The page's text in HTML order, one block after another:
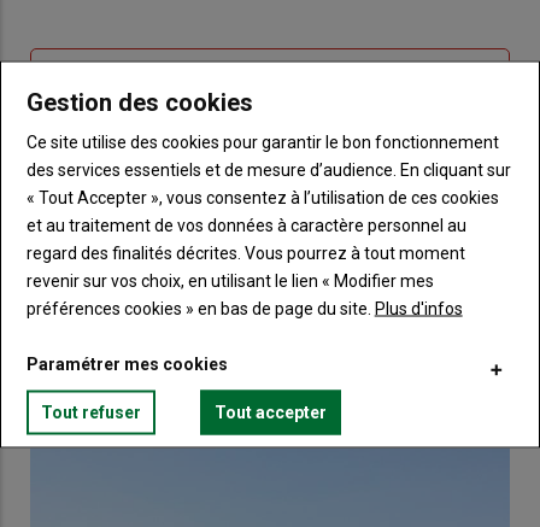
titre
TITRE CRÉEZ UN COMPTE
BodyChoisissez votre formule et créez votre
compte pour accéder à tout Terre de
Touraine.
Lien Créez un compte
Gestion des cookies
Ce site utilise des cookies pour garantir le bon fonctionnement
des services essentiels et de mesure d’audience. En cliquant sur
« Tout Accepter », vous consentez à l’utilisation de ces cookies
et au traitement de vos données à caractère personnel au
regard des finalités décrites. Vous pourrez à tout moment
revenir sur vos choix, en utilisant le lien « Modifier mes
préférences cookies » en bas de page du site. Plus d'infos
Paramétrer mes cookies
Tout refuser Tout accepter